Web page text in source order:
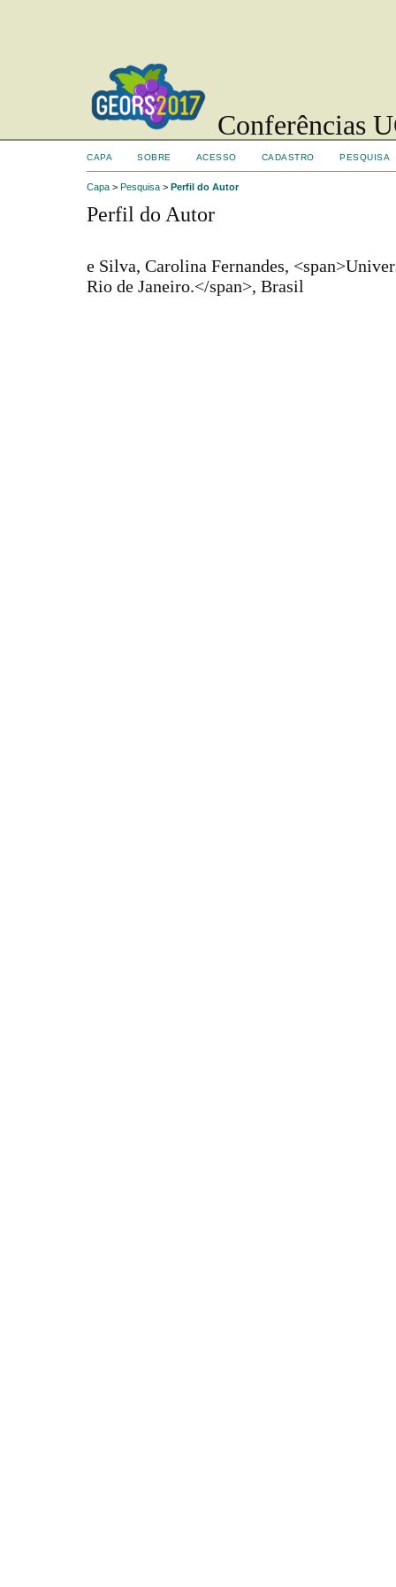
Conferências
CAPA SOBRE ACESSO CADASTRO PESQUISA
Capa > Pesquisa > Perfil do Autor
Perfil do Autor
e Silva, Carolina Fernandes,
Rio de Janeiro.</span>, Brasil